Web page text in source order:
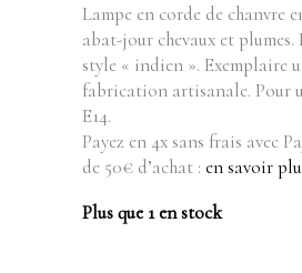
Lampe en corde de chanvre
abat-jour chevaux et
style « indien ». Exemplaire
fabrication artisanale. Pour
E14.
Payez en 4x sans frais avec
de 50€ d’achat : en savoir
Plus que 1 en stock